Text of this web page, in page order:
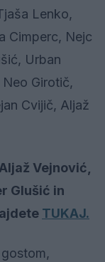
Lenko,
Cimperc, Nejc
Urban
Girotič,
Cvijič, Aljaž
Vejnović,
Glušić in
TUKAJ.